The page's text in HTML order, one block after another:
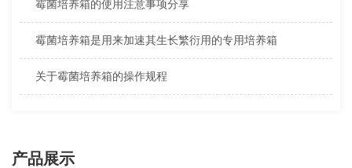
霉菌培养箱的使用注意事项分享
霉菌培养箱是用来加速其生长繁衍用的专用培养箱
关于霉菌培养箱的操作规程
产品展示